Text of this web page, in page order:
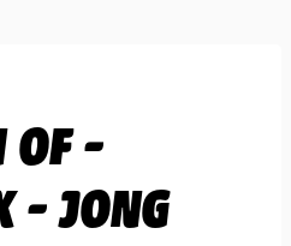
OF -
- JONG